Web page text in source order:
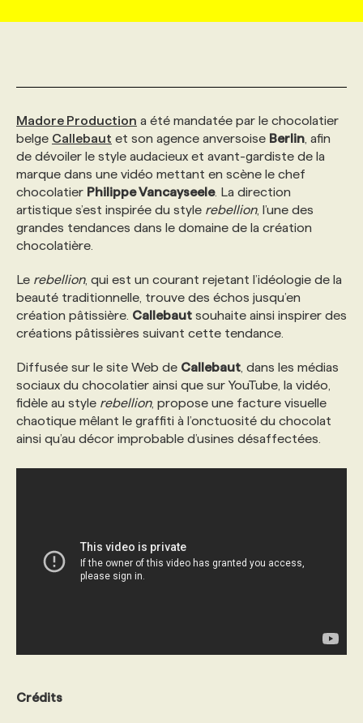
INITIATIVES NUMÉRIQUES
PRIX ET DISTINCTIONS
TENDANCES
MARKETING DURABLE
GEO/SEO
ÉVÉNEMENTIEL
NOS AUTEUR‧RICES
ANNONCEZ AVEC NOUS
PROFIL ENTREPRISE
FAQ
ANNONCEZ AVEC NOUS
PROFIL CANDIDAT
ANNONCEZ AVEC NOUS
NOS PARCOURS DE FORMATIONS
FORMATIONS PERSONNALISÉES
NOS FORMATEUR‧RICES
POURQUOI CHOISIR NOS FORMATIONS
PROGRAMMES DE SUBVENTIONS
SERVICE DE CHASSE DE TÊTE
NOS TARIFS
NOS EXPERTISES
FAQ
Madore Production a été mandatée par le chocolatier
belge Callebaut et son agence anversoise Berlin , afin
de dévoiler le style audacieux et avant-gardiste de la
marque dans une vidéo mettant en scène le chef
chocolatier Philippe Vancayseele. La direction
artistique s’est inspirée du style rebellion, l’une des
grandes tendances dans le domaine de la création
chocolatière.
Le rebellion, qui est un courant rejetant l’idéologie de la
beauté traditionnelle, trouve des échos jusqu’en
création pâtissière. Callebaut souhaite ainsi inspirer des
créations pâtissières suivant cette tendance.
Diffusée sur le site Web de Callebaut , dans les médias
sociaux du chocolatier ainsi que sur YouTube, la vidéo,
fidèle au style rebellion, propose une facture visuelle
chaotique mêlant le graffiti à l’onctuosité du chocolat
ainsi qu’au décor improbable d’usines désaffectées.
Crédits